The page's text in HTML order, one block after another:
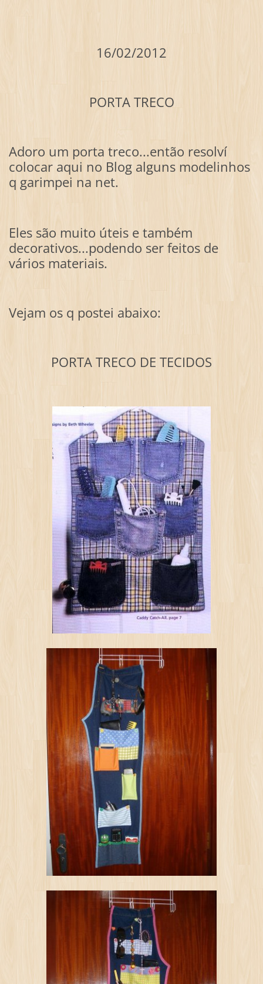
16/02/2012
PORTA TRECO
Adoro um porta treco...então resolví
colocar aqui no Blog alguns modelinhos
q garimpei na net.
Eles são muito úteis e também
decorativos...podendo ser feitos de
vários materiais.
Vejam os q postei abaixo:
PORTA TRECO DE TECIDOS